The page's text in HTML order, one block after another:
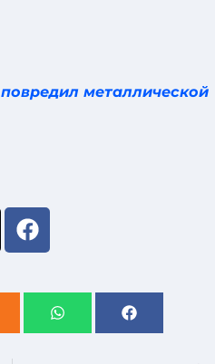
металлической